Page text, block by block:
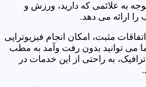
به علائمی که دارید، ورزش و
را ارائه می دهد.
مثبت، امکان انجام فیزیوتراپی
می توانید بدون رفت وآمد به مطب
به راحتی از این خدمات در